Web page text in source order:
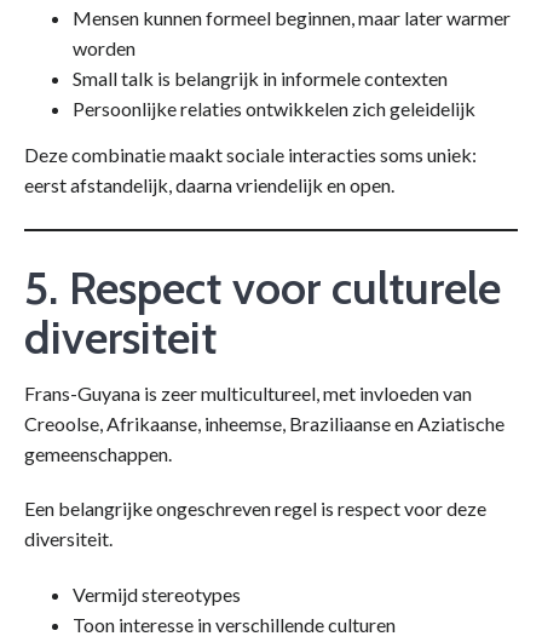
Mensen kunnen formeel beginnen, maar later warmer
worden
Small talk is belangrijk in informele contexten
Persoonlijke relaties ontwikkelen zich geleidelijk
Deze combinatie maakt sociale interacties soms uniek:
eerst afstandelijk, daarna vriendelijk en open.
5. Respect voor culturele
diversiteit
Frans-Guyana is zeer multicultureel, met invloeden van
Creoolse, Afrikaanse, inheemse, Braziliaanse en Aziatische
gemeenschappen.
Een belangrijke ongeschreven regel is respect voor deze
diversiteit.
Vermijd stereotypes
Toon interesse in verschillende culturen